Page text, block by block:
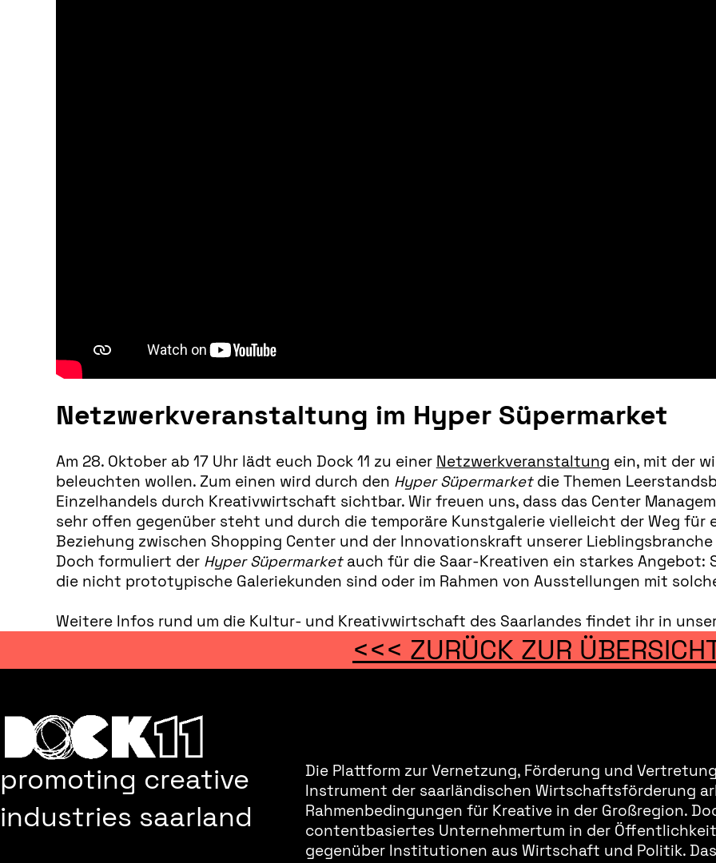
Netzwerkveranstaltung im Hyper Süpermarket
Am 28. Oktober ab 17 Uhr lädt euch Dock 11 zu einer Netzwerkveranstaltung ein, mit der
beleuchten wollen. Zum einen wird durch den Hyper Süpermarketdie Themen
Einzelhandels durch Kreativwirtschaft sichtbar. Wir freuen uns, dass das Center
sehr offen gegenüber steht und durch die temporäre Kunstgalerie vielleicht der Weg
Beziehung zwischen Shopping Center und der Innovationskraft unserer
Doch formuliert der Hyper Süpermarket auch für die Saar-Kreativen ein starkes Angebot:
die nicht prototypische Galeriekunden sind oder im Rahmen von Ausstellungen mit
Weitere Infos rund um die Kultur- und Kreativwirtschaft des Saarlandes findet ihr in
<<< ZURÜCK ZUR
promoting creative
industries saarland
Die Plattform zur Vernetzung, Förderung und
Instrument der saarländischen Wirtschaftsförderung
Rahmenbedingungen für Kreative in der Großregion.
contentbasiertes Unternehmertum in der
gegenüber Institutionen aus Wirtschaft und Politik.